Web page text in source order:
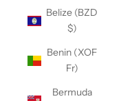
Belize (BZD
$)
Benin (XOF
Fr)
Bermuda